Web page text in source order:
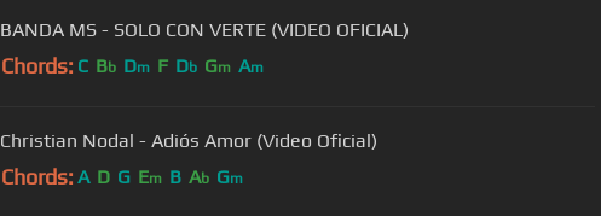
BANDA MS - SOLO CON VERTE (VIDEO OFICIAL)
Chords: C Bb Dm F Db Gm Am
Christian Nodal - Adiós Amor (Video Oficial)
Chords: A D G Em B Ab Gm